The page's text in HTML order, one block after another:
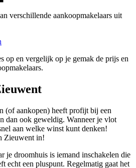
verschillende aankoopmakelaars uit
op en vergelijk op je gemak de prijs en
(of aankopen) heeft profijt bij een
dan ook geweldig. Wanneer je vlot
aan welke winst kunt denken!
Zieuwent in!
je droomhuis is iemand inschakelen die
echt een pluspunt. Regelmatig gaat het